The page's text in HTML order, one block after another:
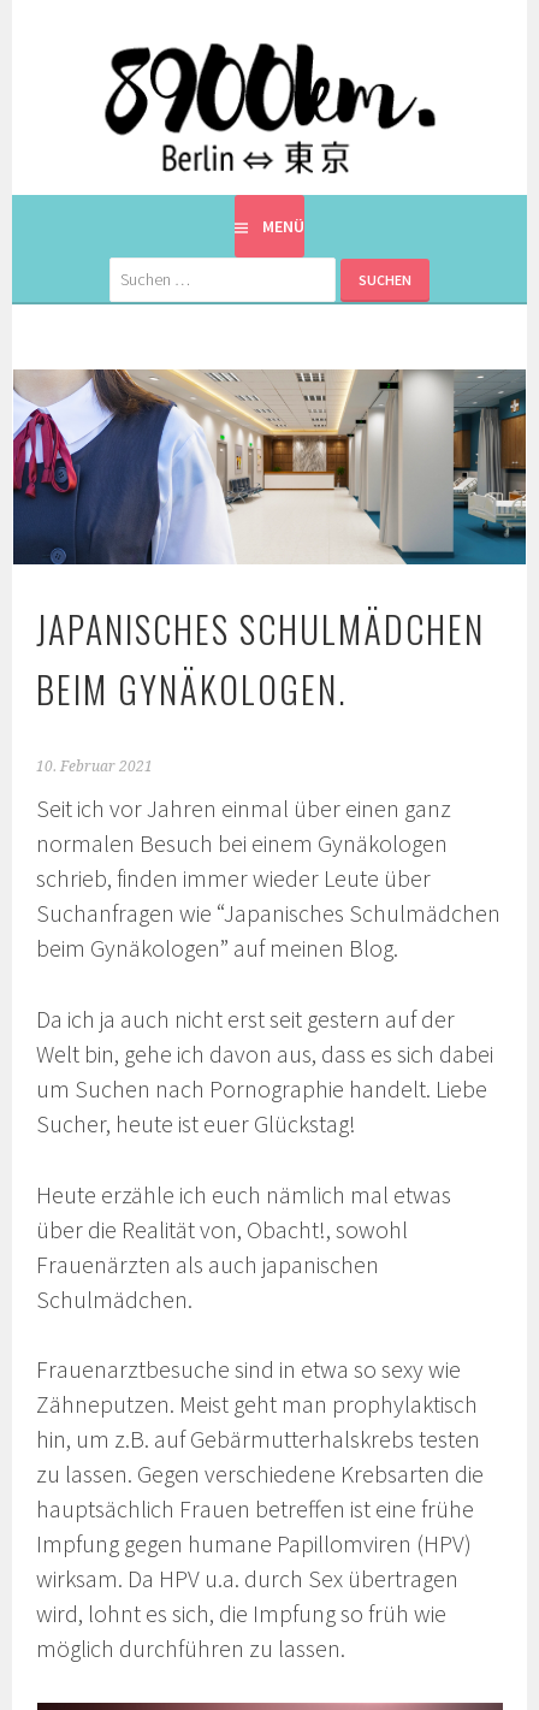
8900KM. BERLIN ⇔ 東京
EINE BERLINERIN IN JAPAN. MIT EINEM JAPANER.
MENÜ
Suchen
nach:
JAPANISCHES SCHULMÄDCHEN
BEIM GYNÄKOLOGEN.
10. Februar 2021
Seit ich vor Jahren einmal über einen ganz
normalen Besuch bei einem Gynäkologen
schrieb, finden immer wieder Leute über
Suchanfragen wie “Japanisches Schulmädchen
beim Gynäkologen” auf meinen Blog.
Da ich ja auch nicht erst seit gestern auf der
Welt bin, gehe ich davon aus, dass es sich dabei
um Suchen nach Pornographie handelt. Liebe
Sucher, heute ist euer Glückstag!
Heute erzähle ich euch nämlich mal etwas
über die Realität von, Obacht!, sowohl
Frauenärzten als auch japanischen
Schulmädchen.
Frauenarztbesuche sind in etwa so sexy wie
Zähneputzen. Meist geht man prophylaktisch
hin, um z.B. auf Gebärmutterhalskrebs testen
zu lassen. Gegen verschiedene Krebsarten die
hauptsächlich Frauen betreffen ist eine frühe
Impfung gegen humane Papillomviren (HPV)
wirksam. Da HPV u.a. durch Sex übertragen
wird, lohnt es sich, die Impfung so früh wie
möglich durchführen zu lassen.